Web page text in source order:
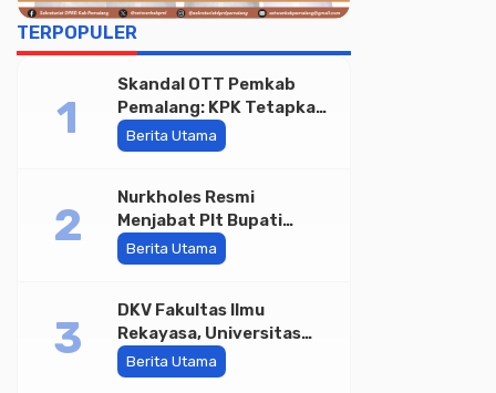
TERPOPULER
Berita Utama
Skandal OTT Pemkab
Pemalang: KPK Tetapkan
Bupati Pemalang dan
Oknum Staf Internal
Pemerasan Rp1,98 Miliar
Berita Utama
Nurkholes Resmi
Menjabat Plt Bupati
Pemalang
Berita Utama
DKV Fakultas Ilmu
Rekayasa, Universitas
Paramadina Gelar Diskusi
Desain